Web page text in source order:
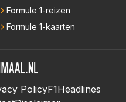
Formule 1-reizen
Formule 1-kaarten
PolicyF1Headlines